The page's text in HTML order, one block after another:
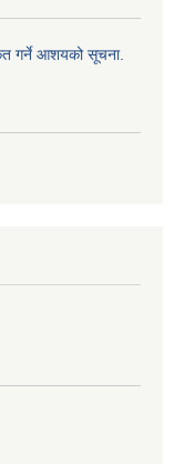
गर्ने आशयको सूचना.